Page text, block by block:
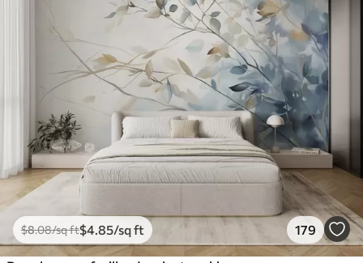
$8.08/sq ft$4 .85/sq ft 179